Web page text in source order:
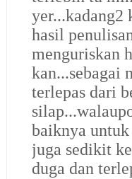
yer...kadang2
hasil
menguriskan
kan...sebagai
terlepas dari
baiknya
juga sedikit
duga dan